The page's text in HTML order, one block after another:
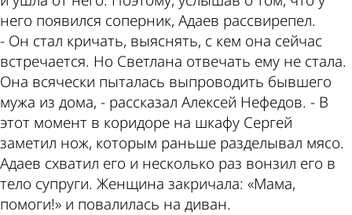
него появился соперник, Адаев рассвирепел.
- Он стал кричать, выяснять, с кем она сейчас
встречается. Но Светлана отвечать ему не стала.
Она всячески пыталась выпроводить бывшего
мужа из дома, - рассказал Алексей Нефедов. - В
этот момент в коридоре на шкафу Сергей
заметил нож, которым раньше разделывал мясо.
Адаев схватил его и несколько раз вонзил его в
тело супруги. Женщина закричала: «Мама,
помоги!» и повалилась на диван.